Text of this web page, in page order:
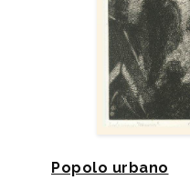
Popolo urbano